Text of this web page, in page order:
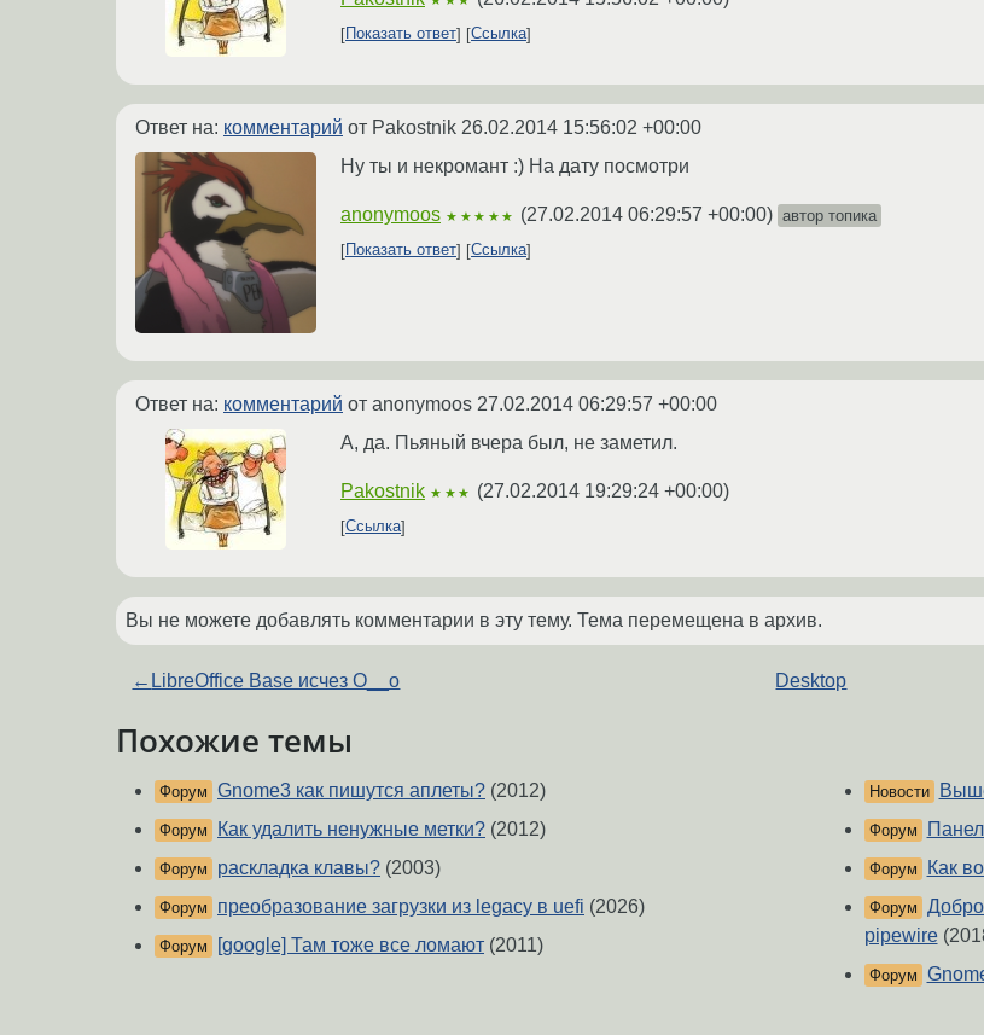
Показать ответ Ссылка
Ответ на: комментарий от Pakostnik 26.02.2014 15:56:02 +00:00
Ну ты и некромант :) На дату посмотри
anonymoos ★★★★★ (27.02.2014 06:29:57 +00:00) автор топика
Показать ответ
Ссылка
Ответ на: комментарий от anonymoos 27.02.2014 06:29:57 +00:00
А, да. Пьяный вчера был, не заметил.
Pakostnik ★★★ (27.02.2014 19:29:24 +00:00)
Ссылка
Вы не можете добавлять комментарии в эту тему. Тема перемещена в архив.
← LibreOffice Base исчез O__o Desktop
Похожие темы
Форум Gnome3 как пишутся аплеты? (2012)
Форум Как удалить ненужные метки? (2012)
Форум раскладка клавы? (2003)
Форум преобразование загрузки из legacy в uefi (2026)
Форум [google] Там тоже все ломают (2011)
Новости
Форум
Форум Как
Форум
pipewire
Форум